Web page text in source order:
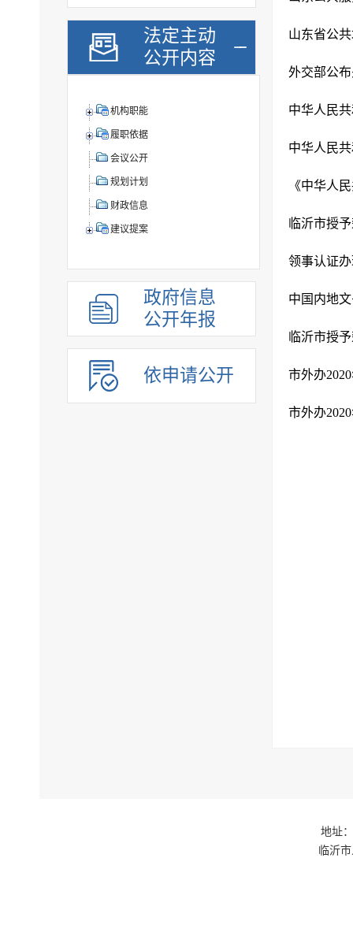
法定主动
公开内容
机构职能
履职依据
会议公开
规划计划
财政信息
建议提案
政府信息
公开年报
依申请公开
山东省公
外交部公
中华人民
中华人民
《中华人
临沂市授
领事认证
中国内地
临沂市授
市外办
市外办
地址
临沂